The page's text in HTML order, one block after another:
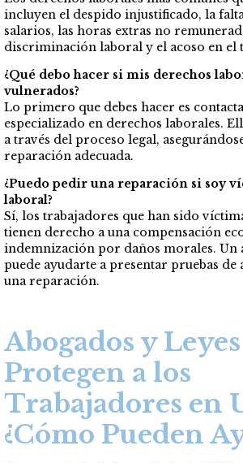
incluyen el despido injustificado, la
salarios, las horas extras no
discriminación laboral y el acoso en el
¿Qué debo hacer si mis derechos
vulnerados?
Lo primero que debes hacer es
especializado en derechos laborales.
a través del proceso legal,
reparación adecuada.
¿Puedo pedir una reparación si soy
laboral?
Sí, los trabajadores que han sido
tienen derecho a una compensación
indemnización por daños morales. Un
puede ayudarte a presentar pruebas de
una reparación.
Abogados y
Protegen a los
Trabajadores en
¿Cómo Pueden